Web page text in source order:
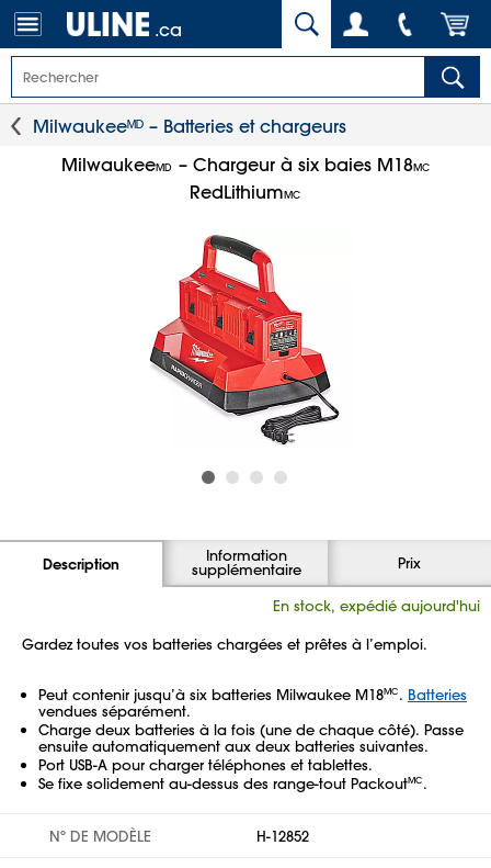
.ca
Milwaukeeᴹᴰ – Batteries et chargeurs
MilwaukeeMD – Chargeur à six baies M18MC
RedLithiumMC
Description Information
supplémentaire Prix
En stock, expédié aujourd'hui
Gardez toutes vos batteries chargées et prêtes à l’emploi.
Peut contenir jusqu’à six batteries Milwaukee M18MC. Batteries
vendues séparément.
Charge deux batteries à la fois (une de chaque côté). Passe
ensuite automatiquement aux deux batteries suivantes.
Port USB-A pour charger téléphones et tablettes.
Se fixe solidement au-dessus des range-tout PackoutMC.
Nº DE MODÈLE H-12852